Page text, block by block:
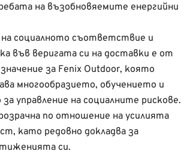
на възобновяемите енергийни
социалното съответствие и
във веригата си на доставки е от
за Fenix Outdoor, която
многообразието, обучението и
управление на социалните рискове.
по отношение на усилията
като редовно докладва за
си.